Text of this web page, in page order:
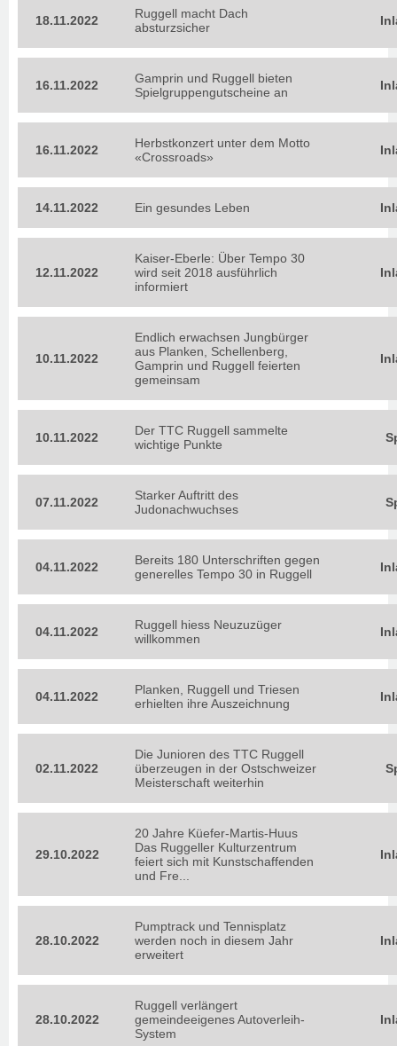
18.11.2022
Ruggell macht Dach
absturzsicher
16.11.2022
Gamprin und Ruggell bieten
Spielgruppengutscheine an
16.11.2022
Herbstkonzert unter dem Motto
«Crossroads»
14.11.2022 Ein gesundes Leben
12.11.2022
Kaiser-Eberle: Über Tempo 30
wird seit 2018 ausführlich
informiert
10.11.2022
Endlich erwachsen Jungbürger
aus Planken, Schellenberg,
Gamprin und Ruggell feierten
gemeinsam
10.11.2022
Der TTC Ruggell sammelte
wichtige Punkte
07.11.2022
Starker Auftritt des
Judonachwuchses
04.11.2022
Bereits 180 Unterschriften gegen
generelles Tempo 30 in Ruggell
04.11.2022
Ruggell hiess Neuzuzüger
willkommen
04.11.2022
Planken, Ruggell und Triesen
erhielten ihre Auszeichnung
02.11.2022
Die Junioren des TTC Ruggell
überzeugen in der Ostschweizer
Meisterschaft weiterhin
29.10.2022
20 Jahre Küefer-Martis-Huus
Das Ruggeller Kulturzentrum
feiert sich mit Kunstschaffenden
und Fre...
28.10.2022
Pumptrack und Tennisplatz
werden noch in diesem Jahr
erweitert
28.10.2022
Ruggell verlängert
gemeindeeigenes Autoverleih-
System